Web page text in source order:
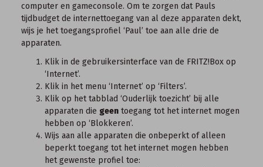
computer en gameconsole. Om te zorgen dat Pauls
tijdbudget de internettoegang van al deze apparaten dekt,
wijs je het toegangsprofiel ‘Paul’ toe aan alle drie de
apparaten.
Klik in de gebruikersinterface van de FRITZ!Box op
‘Internet’.
Klik in het menu ‘Internet’ op ‘Filters’.
Klik op het tabblad ‘Ouderlijk toezicht’ bij alle
apparaten die geen toegang tot het internet mogen
hebben op ‘Blokkeren’.
Wijs aan alle apparaten die onbeperkt of alleen
beperkt toegang tot het internet mogen hebben
het gewenste profiel toe: